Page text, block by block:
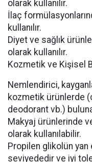
olarak kullanılır.
İlaç
kullanılır.
Diyet ve sağlık
olarak kullanılır.
Kozmetik ve Kişisel
Nemlendirici,
kozmetik ürünlerde
deodorant vb.)
Makyaj ürünlerinde
olarak kullanılabilir.
Propilen glikolün
seviyededir ve iyi